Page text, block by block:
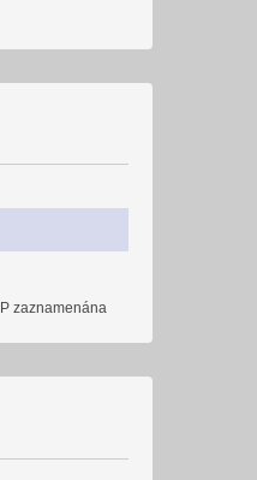
IP zaznamenána